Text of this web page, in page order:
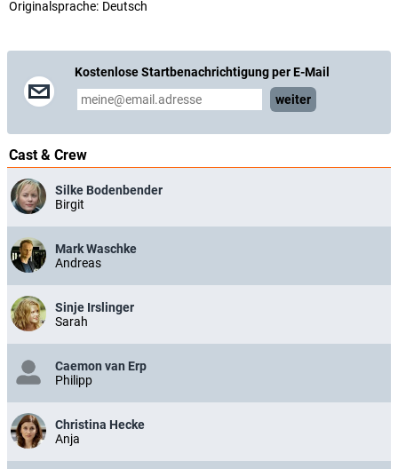
Originalsprache: Deutsch
Kostenlose Startbenachrichtigung per E-Mail
weiter
Cast & Crew
Silke Bodenbender
Birgit
Mark Waschke
Andreas
Sinje Irslinger
Sarah
Caemon van Erp
Philipp
Christina Hecke
Anja